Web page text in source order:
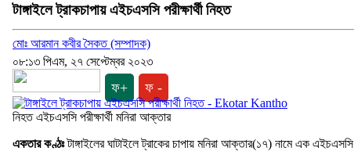
টাঙ্গাইলে ট্রাকচাপায় এইচএসসি পরীক্ষার্থী নিহত
মোঃ আরমান কবীর সৈকত (সম্পাদক)
০৮:১৩ পিএম, ২৭ সেপ্টেম্বর ২০২৩
ফ+ ফ -
নিহত এইচএসসি পরীক্ষার্থী মনিরা আক্তার
একতার কণ্ঠঃটাঙ্গাইলের ঘাটাইলে ট্রাকের চাপায় মনিরা আক্তার(১৭) নামে এক এইচএসসি